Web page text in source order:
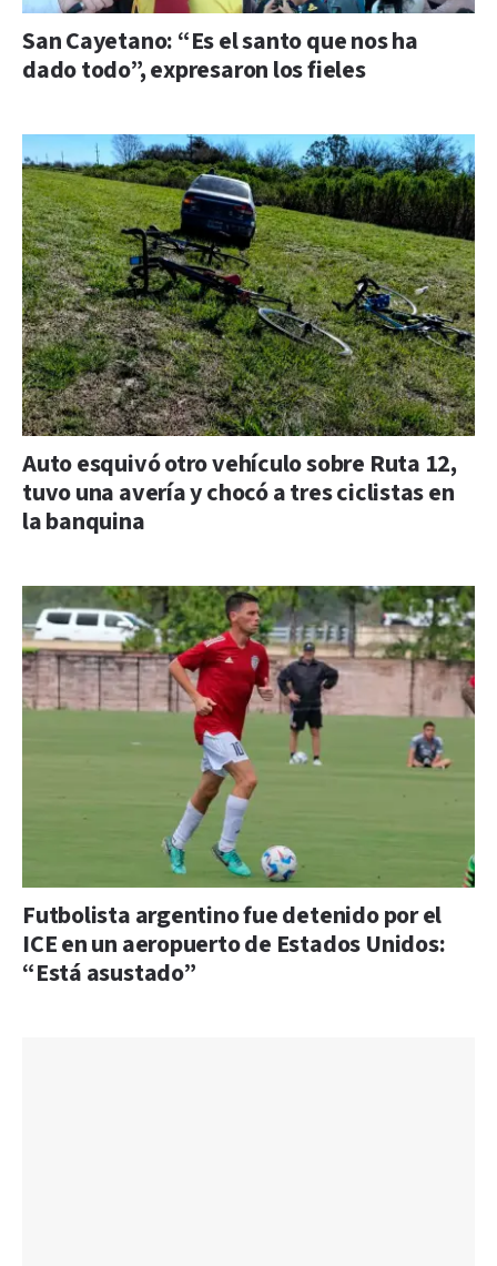
San Cayetano: “Es el santo que nos ha
dado todo”, expresaron los fieles
Auto esquivó otro vehículo sobre Ruta 12,
tuvo una avería y chocó a tres ciclistas en
la banquina
Futbolista argentino fue detenido por el
ICE en un aeropuerto de Estados Unidos:
“Está asustado”